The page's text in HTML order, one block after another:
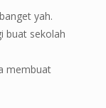
yah.
buat sekolah
membuat